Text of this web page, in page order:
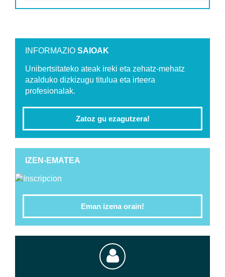
INFORMAZIO SAIOAK
Unibertsitateko ateak ireki eta zehatz-mehatz
azalduko dizkizugu titulua eta irteera
profesionalak.
Zatoz gu ezagutzera!
IZEN-EMATEA
Eman izena orain!